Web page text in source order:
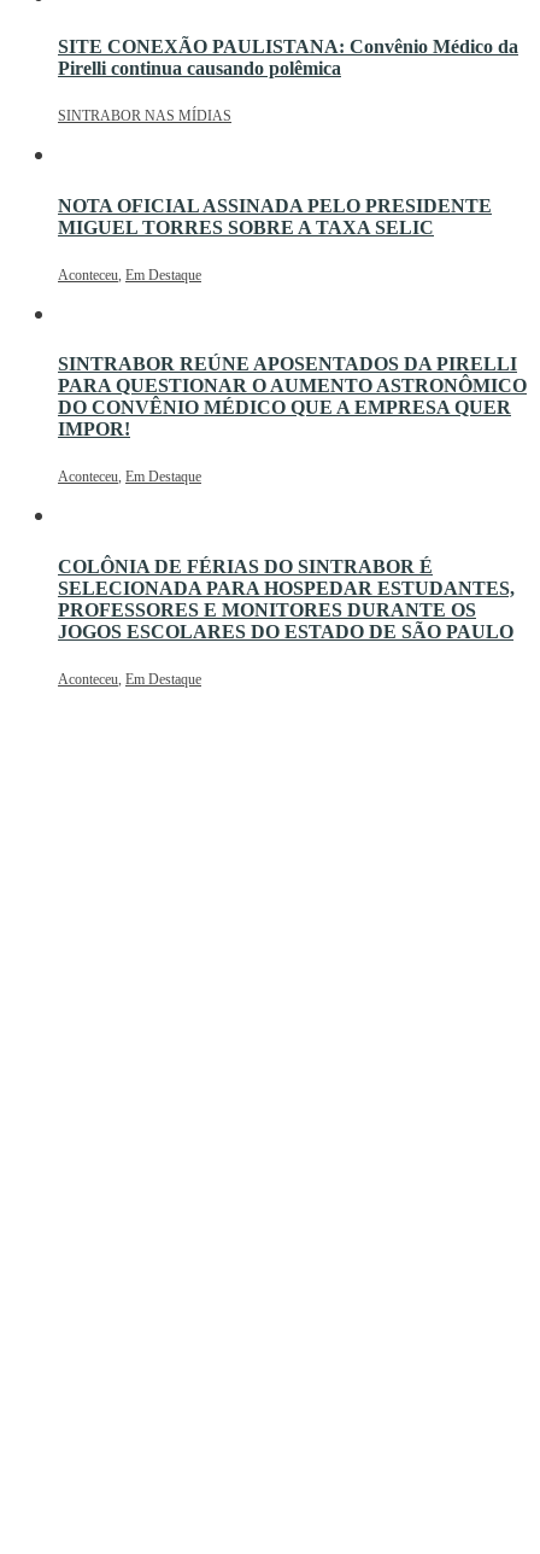
SITE CONEXÃO PAULISTANA: Convênio Médico da
Pirelli continua causando polêmica
SINTRABOR NAS MÍDIAS
NOTA OFICIAL ASSINADA PELO PRESIDENTE
MIGUEL TORRES SOBRE A TAXA SELIC
Aconteceu, Em Destaque
SINTRABOR REÚNE APOSENTADOS DA PIRELLI
PARA QUESTIONAR O AUMENTO ASTRONÔMICO
DO CONVÊNIO MÉDICO QUE A EMPRESA QUER
IMPOR!
Aconteceu, Em Destaque
COLÔNIA DE FÉRIAS DO SINTRABOR É
SELECIONADA PARA HOSPEDAR ESTUDANTES,
PROFESSORES E MONITORES DURANTE OS
JOGOS ESCOLARES DO ESTADO DE SÃO PAULO
Aconteceu, Em Destaque